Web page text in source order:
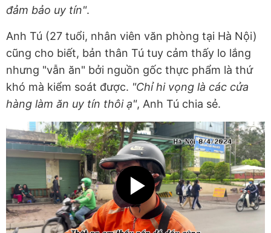
đảm bảo uy tín".
Anh Tú (27 tuổi, nhân viên văn phòng tại Hà Nội)
cũng cho biết, bản thân Tú tuy cảm thấy lo lắng
nhưng "vẫn ăn" bởi nguồn gốc thực phẩm là thứ
khó mà kiểm soát được. "Chỉ hi vọng là các cửa
hàng làm ăn uy tín thôi ạ", Anh Tú chia sẻ.